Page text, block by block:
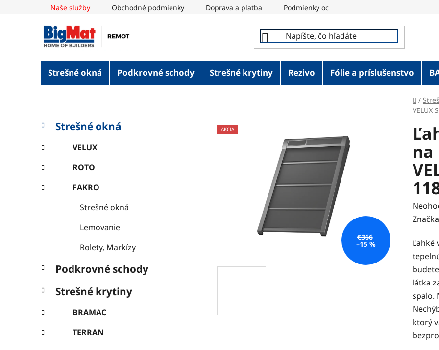
Naše služby Obchodné podmienky Doprava a platba Podmienky ochrany osobných údajov
Strešné okná Podkrovné schody Strešné krytiny Rezivo Fólie a príslušenstvo
Domov
/
VELUX
B
o
č
ý
p
Preskočiť
kategórie
K
a
e
g
ó
r
i
Strešné okná
VELUX
ROTO
FAKRO
Strešné okná
Lemovanie
Rolety, Markízy
Podkrovné schody
Strešné krytiny
BRAMAC
TERRAN
na
je
0,0
z
5
Ľahké
látka
spalo.
ktorý
AKCIA
€366
–15 %